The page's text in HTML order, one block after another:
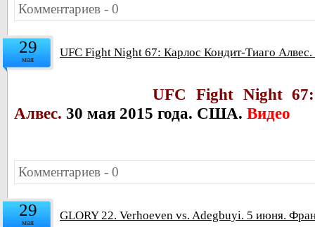
Комментариев - 0
29
мая UFC Fight Night 67: Карлос Кондит-Тиаго
UFC Fight Night 67:
Алвес. 30 мая 2015 года. США. Видео
Комментариев - 0
29
мая GLORY 22. Verhoeven vs. Adegbuyi. 5 июня.